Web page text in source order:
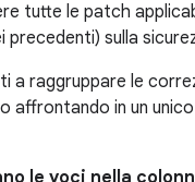
tutte le patch
precedenti) sulla
a raggruppare le
affrontando in un unico
le voci nella